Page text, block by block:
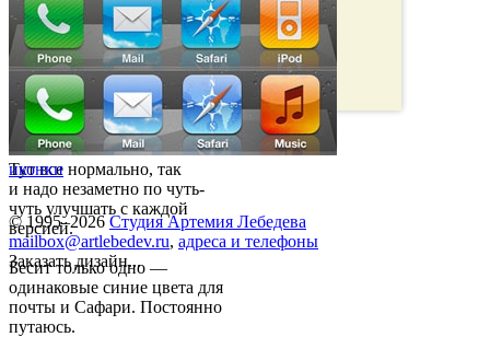
Тут все нормально, так
и надо незаметно по чуть-
чуть улучшать с каждой
версией.
Бесит только одно —
одинаковые синие цвета для
почты и Сафари. Постоянно
путаюсь.
иконки
© 1995–2026 Студия Артемия Лебедева
mailbox@artlebedev.ru, адреса и телефоны
Заказать дизайн...